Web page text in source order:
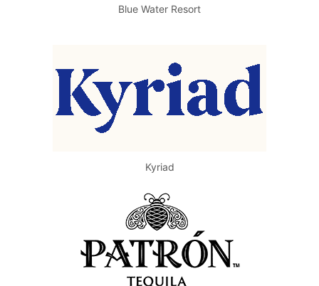
Blue Water Resort
Kyriad